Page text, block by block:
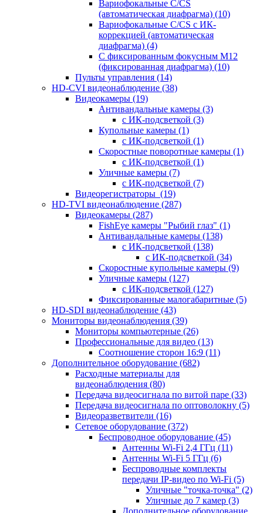
Вариофокальные C/CS
(автоматическая диафрагма) (10)
Вариофокальные C/CS с ИК-
коррекцией (автоматическая
диафрагма) (4)
С фиксированным фокусным М12
(фиксированная диафрагма) (10)
Пульты управления (14)
HD-CVI видеонаблюдение (38)
Видеокамеры (19)
Антивандальные камеры (3)
с ИК-подсветкой (3)
Купольные камеры (1)
с ИК-подсветкой (1)
Скоростные поворотные камеры (1)
с ИК-подсветкой (1)
Уличные камеры (7)
с ИК-подсветкой (7)
Видеорегистраторы (19)
HD-TVI видеонаблюдение (287)
Видеокамеры (287)
FishEye камеры "Рыбий глаз" (1)
Антивандальные камеры (138)
с ИК-подсветкой (138)
с ИК-подсветкой (34)
Скоростные купольные камеры (9)
Уличные камеры (127)
с ИК-подсветкой (127)
Фиксированные малогабаритные (5)
HD-SDI видеонаблюдение (43)
Мониторы видеонаблюдения (39)
Мониторы компьютерные (26)
Профессиональные для видео (13)
Соотношение сторон 16:9 (11)
Дополнительное оборудование (682)
Расходные материалы для
видеонаблюдения (80)
Передача видеосигнала по витой паре (33)
Передача видеосигнала по оптоволокну (5)
Видеоразветвители (16)
Сетевое оборудование (372)
Беспроводное оборудование (45)
Антенны Wi-Fi 2,4 ГГц (11)
Антенны Wi-Fi 5 ГГц (6)
Беспроводные комплекты
передачи IP-видео по Wi-Fi (5)
Уличные "точка-точка" (2)
Уличные до 7 камер (3)
Дополнительное оборудование